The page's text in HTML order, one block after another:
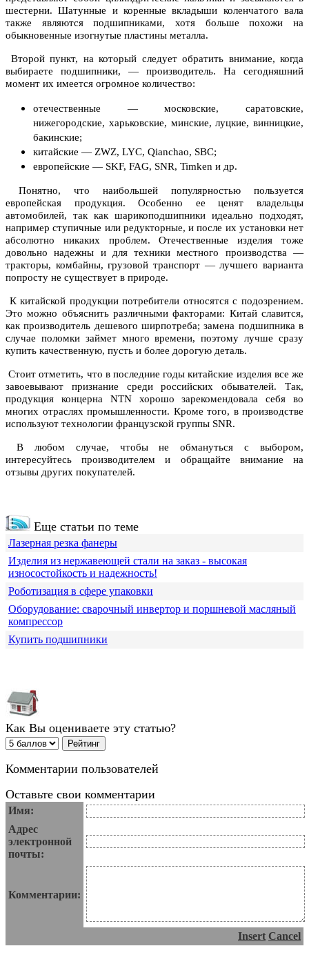
шестерни. Шатунные и коренные вкладыши коленчатого вала
также являются подшипниками, хотя больше похожи на
обыкновенные изогнутые пластины металла.
Второй пункт, на который следует обратить внимание, когда
выбираете подшипники, — производитель. На сегодняшний
момент их имеется огромное количество:
отечественные — московские, саратовские,
нижегородские, харьковские, минские, луцкие, винницкие,
бакинские;
китайские — ZWZ, LYC, Qianchao, SBC;
европейские — SKF, FAG, SNR, Timken и др.
Понятно, что наибольшей популярностью пользуется
европейская продукция. Особенно ее ценят владельцы
автомобилей, так как шарикоподшипники идеально подходят,
например ступичные или редукторные, и после их установки нет
абсолютно никаких проблем. Отечественные изделия тоже
довольно надежны и для техники местного производства —
тракторы, комбайны, грузовой транспорт — лучшего варианта
попросту не существует в природе.
К китайской продукции потребители относятся с подозрением.
Это можно объяснить различными факторами: Китай славится,
как производитель дешевого ширпотреба; замена подшипника в
случае поломки займет много времени, поэтому лучше сразу
купить качественную, пусть и более дорогую деталь.
Стоит отметить, что в последние годы китайские изделия все же
завоевывают признание среди российских обывателей. Так,
продукция концерна NTN хорошо зарекомендовала себя во
многих отраслях промышленности. Кроме того, в производстве
используют технологии французской группы SNR.
В любом случае, чтобы не обмануться с выбором,
интересуйтесь производителем и обращайте внимание на
отзывы других покупателей.
Еще статьи по теме
Лазерная резка фанеры
Изделия из нержавеющей стали на заказ - высокая
износостойкость и надежность!
Роботизация в сфере упаковки
Оборудование: сварочный инвертор и поршневой масляный
компрессор
Купить подшипники
Как Вы оцениваете эту статью?
Комментарии пользователей
Оставьте свои комментарии
Имя:
Адрес
электронной
почты:
Комментарии:
Insert Cancel